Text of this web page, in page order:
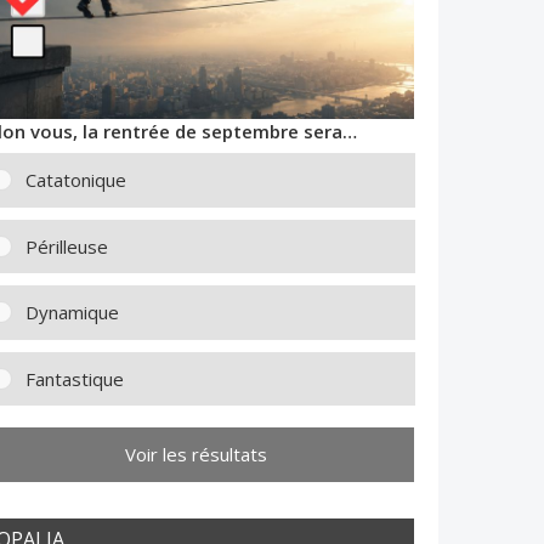
vous, la rentrée de septembre sera…
Catatonique
Périlleuse
Dynamique
Fantastique
Voir les résultats